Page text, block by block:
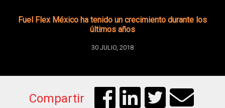
Fuel Flex México ha tenido un crecimiento durante los
últimos años
30 JULIO, 2018
Compartir